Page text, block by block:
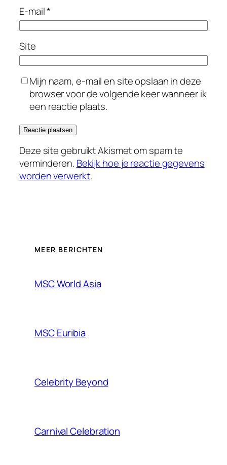
E-mail*
Site
Mijn naam, e-mail en site opslaan in deze
browser voor de volgende keer wanneer ik
een reactie plaats.
Deze site gebruikt Akismet om spam te
verminderen. Bekijk hoe je reactie gegevens
worden verwerkt.
MEER BERICHTEN
MSC World Asia
MSC Euribia
Celebrity Beyond
Carnival Celebration